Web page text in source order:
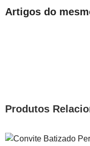
Artigos do
Produtos